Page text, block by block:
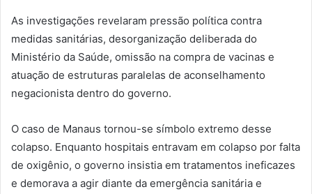
As investigações revelaram pressão política contra
medidas sanitárias, desorganização deliberada do
Ministério da Saúde, omissão na compra de vacinas e
atuação de estruturas paralelas de aconselhamento
negacionista dentro do governo.
O caso de Manaus tornou-se símbolo extremo desse
colapso. Enquanto hospitais entravam em colapso por falta
de oxigênio, o governo insistia em tratamentos ineficazes
e demorava a agir diante da emergência sanitária e